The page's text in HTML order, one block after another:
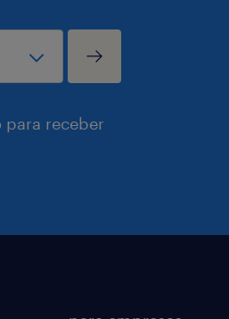
receber